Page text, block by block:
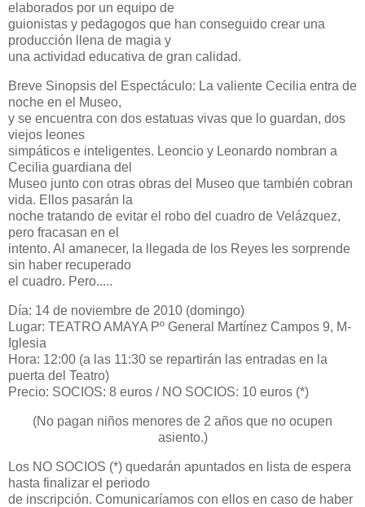
elaborados por un equipo de
guionistas y pedagogos que han conseguido crear una
producción llena de magia y
una actividad educativa de gran calidad.
Breve Sinopsis del Espectáculo: La valiente Cecilia entra de
noche en el Museo,
y se encuentra con dos estatuas vivas que lo guardan, dos
viejos leones
simpáticos e inteligentes. Leoncio y Leonardo nombran a
Cecilia guardiana del
Museo junto con otras obras del Museo que también cobran
vida. Ellos pasarán la
noche tratando de evitar el robo del cuadro de Velázquez,
pero fracasan en el
intento. Al amanecer, la llegada de los Reyes les sorprende
sin haber recuperado
el cuadro. Pero.....
Día: 14 de noviembre de 2010 (domingo)
Lugar: TEATRO AMAYA Pº General Martínez Campos 9, M-
Iglesia
Hora: 12:00 (a las 11:30 se repartirán las entradas en la
puerta del Teatro)
Precio: SOCIOS: 8 euros / NO SOCIOS: 10 euros (*)
(No pagan niños menores de 2 años que no ocupen
asiento.)
Los NO SOCIOS (*) quedarán apuntados en lista de espera
hasta finalizar el periodo
de inscripción. Comunicaríamos con ellos en caso de haber